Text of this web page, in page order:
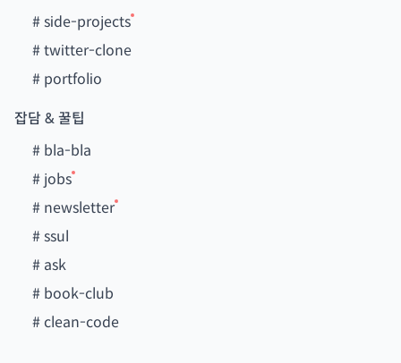
#side-projects
#twitter-clone
# portfolio
잡담 & 꿀팁
# bla-bla
# jobs
# newsletter
#ssul
# ask
# book-club
#clean-code